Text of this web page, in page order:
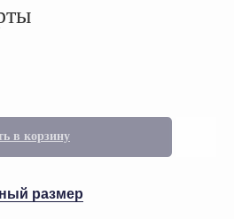
в корзину
размер